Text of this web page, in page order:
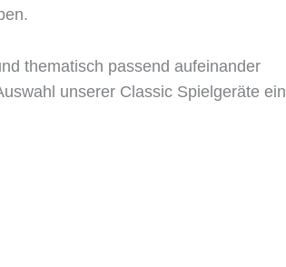
thematisch passend aufeinander
unserer Classic Spielgeräte ein